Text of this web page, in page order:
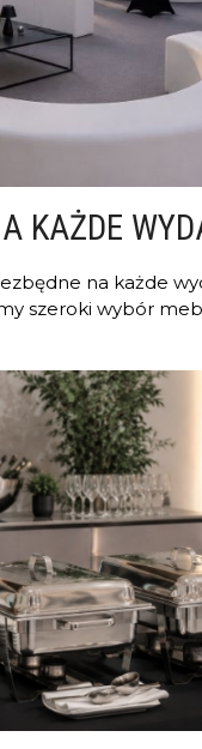
KAŻDE
na każde
szeroki wybór